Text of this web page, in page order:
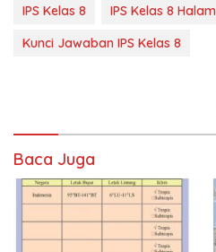
IPS Kelas 8
IPS Kelas 8
Kunci Jawaban IPS Kelas 8
Baca Juga